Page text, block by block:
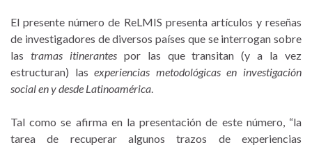
El presente número de ReLMIS presenta artículos y reseñas
de investigadores de diversos países que se interrogan sobre
las tramas itinerantespor las que transitan (y a la vez
estructuran) lasexperiencias metodológicas en investigación
social en y desde Latinoamérica.
Tal como se afirma en la presentación de este número, “la
tarea de recuperar algunos trazos de experiencias